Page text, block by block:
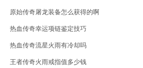
原始传奇屠龙装备怎么获得的啊
热血传奇幸运项链鉴定技巧
热血传奇流星火雨有冷却吗
王者传奇火雨戒指值多少钱